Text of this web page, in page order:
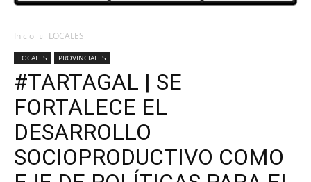
Inicio LOCALES
LOCALES PROVINCIALES
#TARTAGAL | SE
FORTALECE EL
DESARROLLO
SOCIOPRODUCTIVO COMO